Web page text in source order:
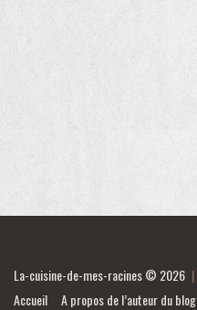
La-cuisine-de-mes-racines© 2026 |
Accueil
A propos de l’auteur du blog